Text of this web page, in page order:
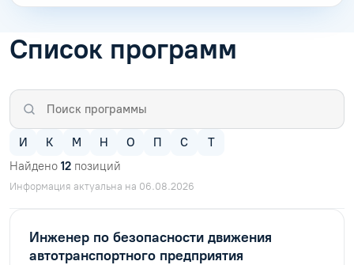
Список программ
И К М Н О П С
Т
Найдено 12 позиций
Информация актуальна на 06.08.2026
Инженер по безопасности движения
автотранспортного предприятия